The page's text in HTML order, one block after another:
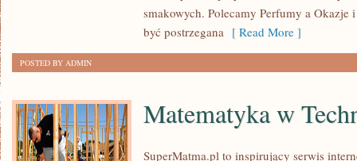
smakowych. Polecamy Perfumy a Okazje
być postrzegana [ Read More ]
POSTED BY ADMIN
Matematyka w
SuperMatma.pl to inspirujący serwis